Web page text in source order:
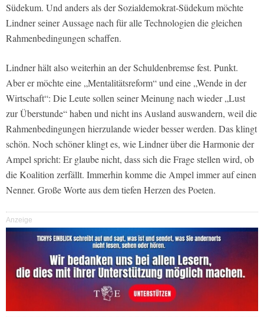
Südekum. Und anders als der Sozialdemokrat-Südekum möchte
Lindner seiner Aussage nach für alle Technologien die gleichen
Rahmenbedingungen schaffen.
Lindner hält also weiterhin an der Schuldenbremse fest. Punkt.
Aber er möchte eine „Mentalitätsreform“ und eine „Wende in der
Wirtschaft“: Die Leute sollen seiner Meinung nach wieder „Lust
zur Überstunde“ haben und nicht ins Ausland auswandern, weil die
Rahmenbedingungen hierzulande wieder besser werden. Das klingt
schön. Noch schöner klingt es, wie Lindner über die Harmonie der
Ampel spricht: Er glaube nicht, dass sich die Frage stellen wird, ob
die Koalition zerfällt. Immerhin komme die Ampel immer auf einen
Nenner. Große Worte aus dem tiefen Herzen des Poeten.
Anzeige